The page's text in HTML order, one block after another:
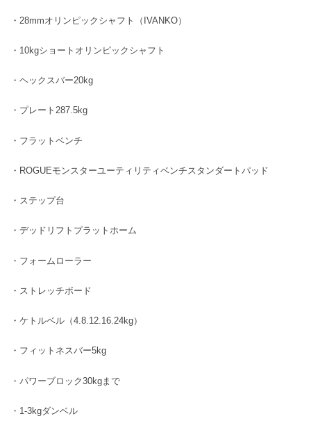
・28mmオリンピックシャフト（IVANKO）
・10kgショートオリンピックシャフト
・ヘックスバー20kg
・プレート287.5kg
・フラットベンチ
・ROGUEモンスターユーティリティベンチスタンダートパッド
・ステップ台
・デッドリフトプラットホーム
・フォームローラー
・ストレッチボード
・ケトルベル（4.8.12.16.24kg）
・フィットネスバー5kg
・パワーブロック30kgまで
・1-3kgダンベル